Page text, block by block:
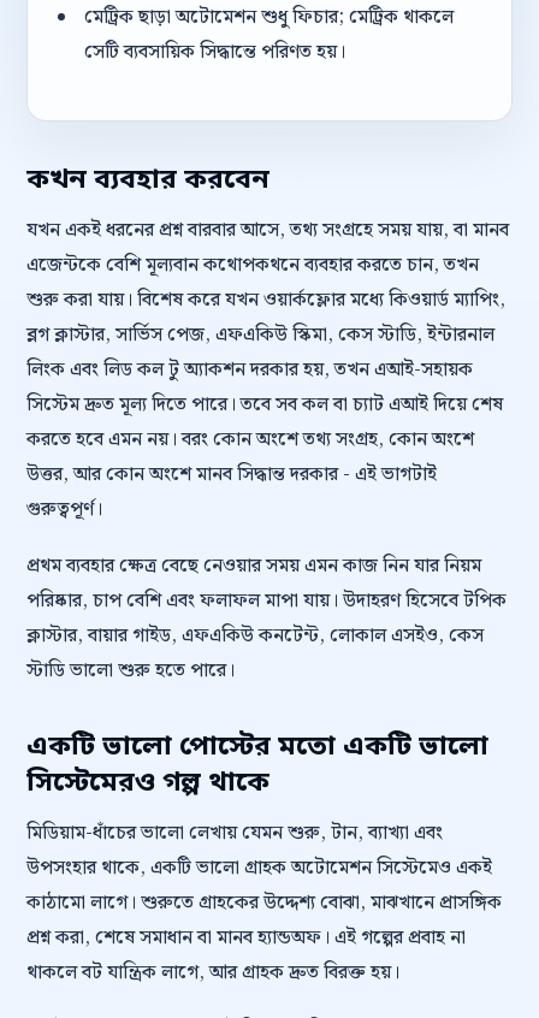
মেট্রিক ছাড়া অটোমেশন শুধু ফিচার; মেট্রিক থাকলে
সেটি ব্যবসায়িক সিদ্ধান্তে পরিণত হয়।
কখন ব্যবহার করবেন
যখন একই ধরনের প্রশ্ন বারবার আসে, তথ্য সংগ্রহে সময় যায়, বা মানব
এজেন্টকে বেশি মূল্যবান কথোপকথনে ব্যবহার করতে চান, তখন
শুরু করা যায়। বিশেষ করে যখন ওয়ার্কফ্লোর মধ্যে কিওয়ার্ড ম্যাপিং,
ব্লগ ক্লাস্টার, সার্ভিস পেজ, এফএকিউ স্কিমা, কেস স্টাডি, ইন্টারনাল
লিংক এবং লিড কল টু অ্যাকশন দরকার হয়, তখন এআই-সহায়ক
সিস্টেম দ্রুত মূল্য দিতে পারে। তবে সব কল বা চ্যাট এআই দিয়ে শেষ
করতে হবে এমন নয়। বরং কোন অংশে তথ্য সংগ্রহ, কোন অংশে
উত্তর, আর কোন অংশে মানব সিদ্ধান্ত দরকার - এই ভাগটাই
গুরুত্বপূর্ণ।
প্রথম ব্যবহার ক্ষেত্র বেছে নেওয়ার সময় এমন কাজ নিন যার নিয়ম
পরিষ্কার, চাপ বেশি এবং ফলাফল মাপা যায়। উদাহরণ হিসেবে টপিক
ক্লাস্টার, বায়ার গাইড, এফএকিউ কনটেন্ট, লোকাল এসইও, কেস
স্টাডি ভালো শুরু হতে পারে।
একটি ভালো পোস্টের মতো একটি ভালো
সিস্টেমেরও গল্প থাকে
মিডিয়াম-ধাঁচের ভালো লেখায় যেমন শুরু, টান, ব্যাখ্যা এবং
উপসংহার থাকে, একটি ভালো গ্রাহক অটোমেশন সিস্টেমেও একই
কাঠামো লাগে। শুরুতে গ্রাহকের উদ্দেশ্য বোঝা, মাঝখানে প্রাসঙ্গিক
প্রশ্ন করা, শেষে সমাধান বা মানব হ্যান্ডঅফ। এই গল্পের প্রবাহ না
থাকলে বট যান্ত্রিক লাগে, আর গ্রাহক দ্রুত বিরক্ত হয়।